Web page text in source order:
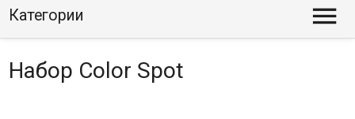
Категории 
Набор Color Spot